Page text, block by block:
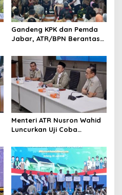
Gandeng KPK dan Pemda
Jabar, ATR/BPN Berantas
Lahan
Menteri ATR Nusron Wahid
Luncurkan Uji Coba
Hari Mulai 17 Agustus